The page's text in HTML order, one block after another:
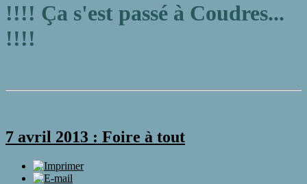
!!!! Ça s'est passé à Coudres...
!!!!
7 avril 2013 : Foire à tout